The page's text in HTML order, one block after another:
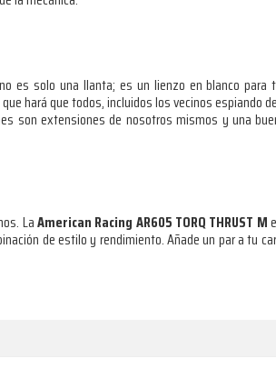
es solo una llanta; es un lienzo en blanco para
hará que todos, incluidos los vecinos espiando
son extensiones de nosotros mismos y una
LaAmerican Racing AR605 TORQ THRUST M
de estilo y rendimiento. Añade un par a tu